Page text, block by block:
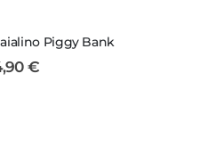
Piggy Bank
€